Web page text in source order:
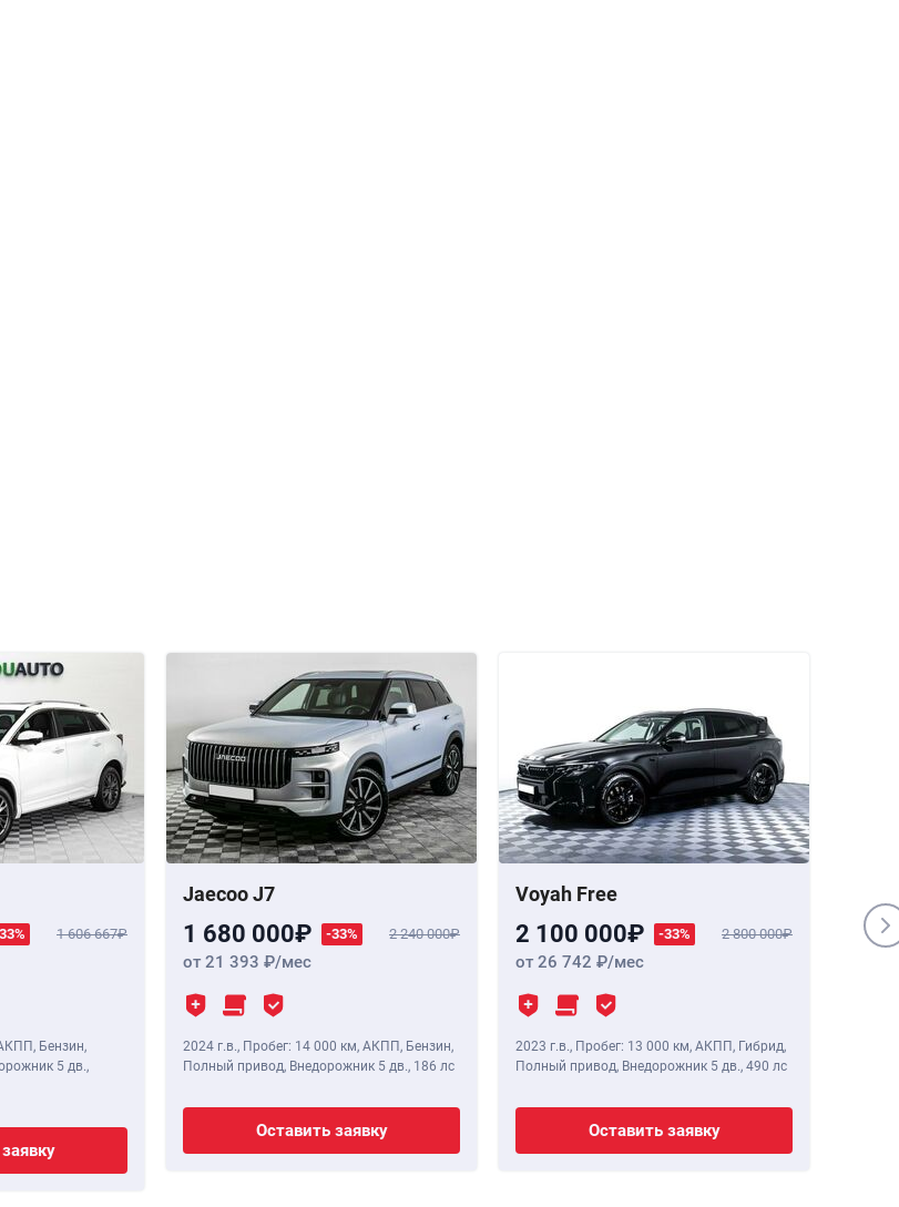
1 606 667
Бензин,
5 дв.,
Jaecoo J7
1 680 000 -33% 2 240 000
от 21 393 /мес
2024 г.в., Пробег: 14 000 км, АКПП, Бензин,
Полный привод, Внедорожник 5 дв., 186 лс
Оставить заявку
Voyah Free
2 100 000 -33% 2 800 000
от 26 742 /мес
2023 г.в., Пробег: 13 000 км, АКПП, Гибрид,
Полный привод, Внедорожник 5 дв., 490 лс
Оставить заявку
1